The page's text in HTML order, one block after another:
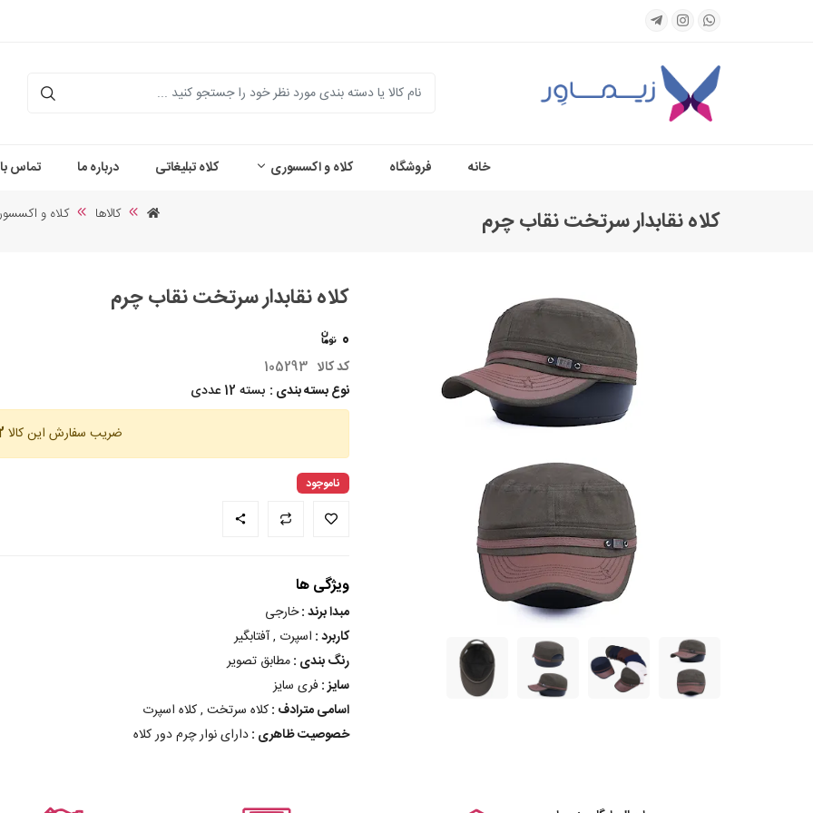
جستجو
خانه فروشگاه کلاه و اکسسوری کلاه تبلیغاتی درباره ما تماس
کلاه نقابدار سرتخت نقاب چرم کالاها کلاه و
کلاه نقابدار سرتخت نقاب چرم
0
کد کالا 105293
نوع بسته بندی : بسته 12 عددی
ضریب سفارش این کالا
ناموجود
ویژگی ها
مبدا برند :خارجی
کاربرد : اسپرت , آفتابگیر
رنگ بندی :مطابق تصویر
سایز : فری سایز
اسامی مترادف :کلاه سرتخت , کلاه اسپرت
خصوصیت ظاهری :دارای نوار چرم دور کلاه